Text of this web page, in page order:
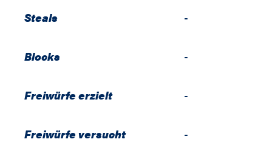
Steals -
Blocks -
Freiwürfe erzielt -
Freiwürfe versucht -